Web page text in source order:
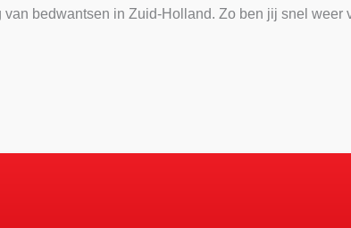
bedwantsen in Zuid-Holland. Zo ben jij snel weer